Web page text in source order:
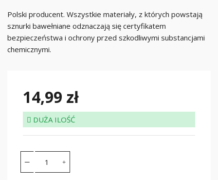
Polski producent. Wszystkie materiały, z których powstają
sznurki bawełniane odznaczają się certyfikatem
bezpieczeństwa i ochrony przed szkodliwymi substancjami
chemicznymi.
14,99 zł
DUŻA ILOŚĆ